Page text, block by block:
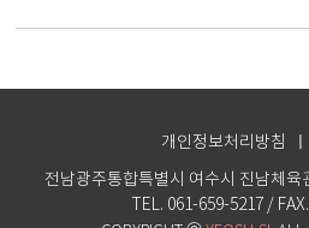
개인정보처리방침
전남광주통합특별시 여수시 진남체육
TEL. 061-659-5217 /